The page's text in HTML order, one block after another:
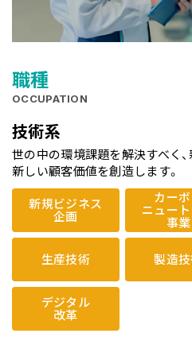
職種
OCCUPATION
技術系
世の中の環境課題を解決すべく、
新しい顧客価値を創造します。
新規ビジネス
企画
カー
ニュー
事業
生産技術 製造
デジタル
改革